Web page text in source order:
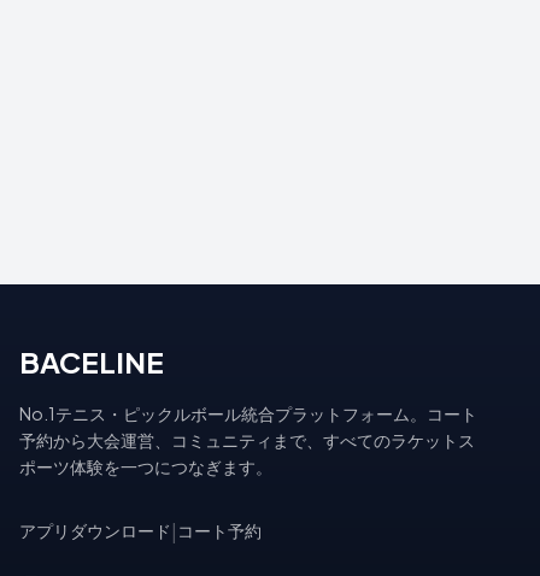
BACELINE
No.1テニス・ピックルボール統合プラットフォーム。コート
予約から大会運営、コミュニティまで、すべてのラケットス
ポーツ体験を一つにつなぎます。
アプリダウンロード コート予約